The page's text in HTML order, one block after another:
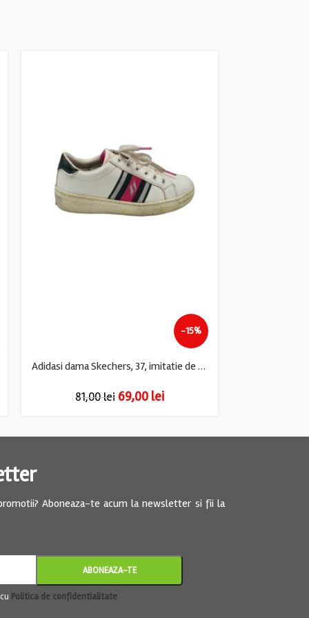
-15%
Adidasi dama Skechers, 37, imitatie de piele, alb
81,00lei 69,00 lei
Aboneaza-te acum la newsletter si fii la
Politica de confidentialitate